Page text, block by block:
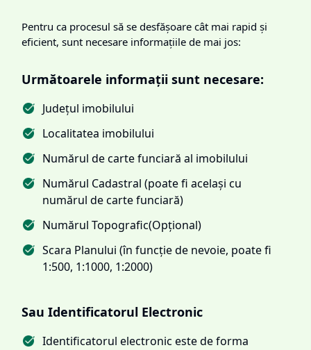
Pentru ca procesul să se desfășoare cât mai rapid și
eficient, sunt necesare informațiile de mai jos:
Următoarele informații sunt necesare:
Județul imobilului
Localitatea imobilului
Numărul de carte funciară al imobilului
Numărul Cadastral (poate fi același cu
numărul de carte funciară)
Numărul Topografic(Opțional)
Scara Planului (în funcție de nevoie, poate fi
1:500, 1:1000, 1:2000)
Sau Identificatorul Electronic
Identificatorul electronic este de forma